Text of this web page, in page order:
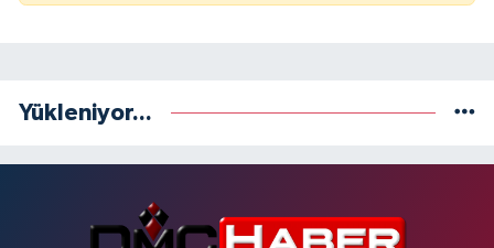
Yükleniyor...